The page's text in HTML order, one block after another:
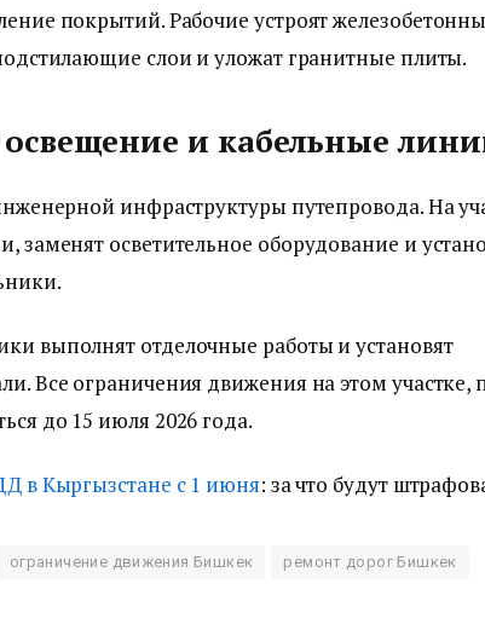
покрытий. Рабочие устроят
слои и уложат гранитные плиты.
и кабельные
инфраструктуры путепровода. На
заменят осветительное оборудование и
выполнят отделочные работы и установят
Все ограничения движения на этом участке,
до 15 июля 2026 года.
в Кыргызстане с 1 июня: за что будут
ограничение движения Бишкек ремонт дорог Бишкек